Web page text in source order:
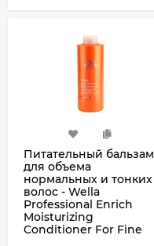
Питательный бальзам
для объема
нормальных и тонких
волос - Wella
Professional Enrich
Moisturizing
Conditioner For Fine